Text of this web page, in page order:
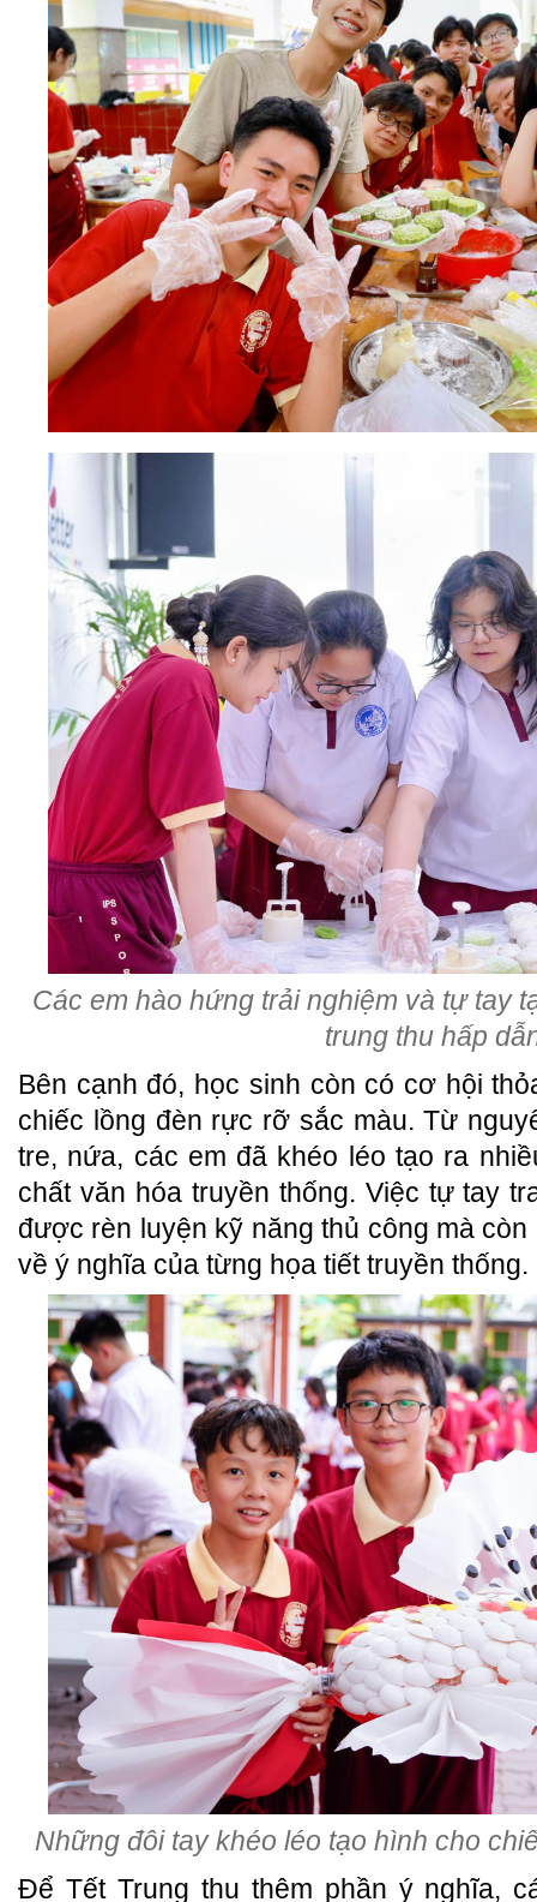
Các em hào hứng trải nghiệm và tự tay
trung thu hấp
Bên cạnh đó, học sinh còn có cơ hội
chiếc lồng đèn rực rỡ sắc màu. Từ
tre, nứa, các em đã khéo léo tạo ra
chất văn hóa truyền thống. Việc tự tay
được rèn luyện kỹ năng thủ công mà
về ý nghĩa của từng họa tiết truyền thống.
Những đôi tay khéo léo tạo hình cho
Để Tết Trung thu thêm phần ý nghĩa,